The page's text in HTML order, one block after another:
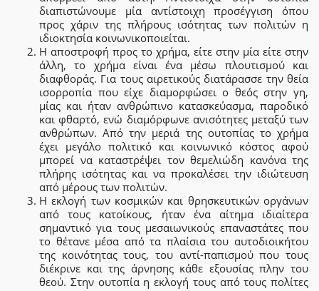
διαπιστώνουμε μία αντίστοιχη προσέγγιση όπου
προς χάριν της πλήρους ισότητας των πολιτών η
ιδιοκτησία κοινωνικοποιείται.
Η αποστροφή προς το χρήμα, είτε στην μία είτε στην
άλλη, το χρήμα είναι ένα μέσω πλουτισμού και
διαφθοράς. Για τους αιρετικούς διατάρασσε την θεία
ισορροπία που είχε διαμορφώσει ο θεός στην γη,
μίας και ήταν ανθρώπινο κατασκεύασμα, παροδικό
και φθαρτό, ενώ διαμόρφωνε ανισότητες μεταξύ των
ανθρώπων. Από την μεριά της ουτοπίας το χρήμα
έχει μεγάλο πολιτικό και κοινωνικό κόστος αφού
μπορεί να καταστρέψει τον θεμελιώδη κανόνα της
πλήρης ισότητας και να προκαλέσει την ιδιώτευση
από μέρους των πολιτών.
Η εκλογή των κοσμικών και θρησκευτικών οργάνων
από τους κατοίκους, ήταν ένα αίτημα ιδιαίτερα
σημαντικό για τους μεσαιωνικούς επαναστάτες που
το θέτανε μέσα από τα πλαίσια του αυτοδιοικήτου
της κοινότητας τους, του αντί-παπισμού που τους
διέκρινε και της άρνησης κάθε εξουσίας πλην του
θεού. Στην ουτοπία η εκλογή τους από τους πολίτες